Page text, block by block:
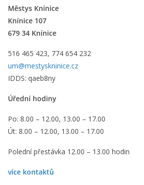
Městys Knínice
Knínice 107
679 34 Knínice
516 465 423, 774 654 232
um@mestyskninice.cz
IDDS: qaeb8ny
Úřední hodiny
Po: 8.00 – 12.00, 13.00 – 17.00
Út: 8.00 – 12.00, 13.00 – 17.00
Polední přestávka 12.00 – 13.00 hodin
více kontaktů